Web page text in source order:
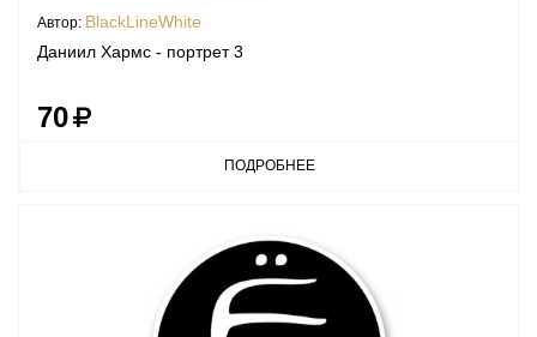
Автор: BlackLineWhite
Даниил Хармс - портрет 3
70
ПОДРОБНЕЕ